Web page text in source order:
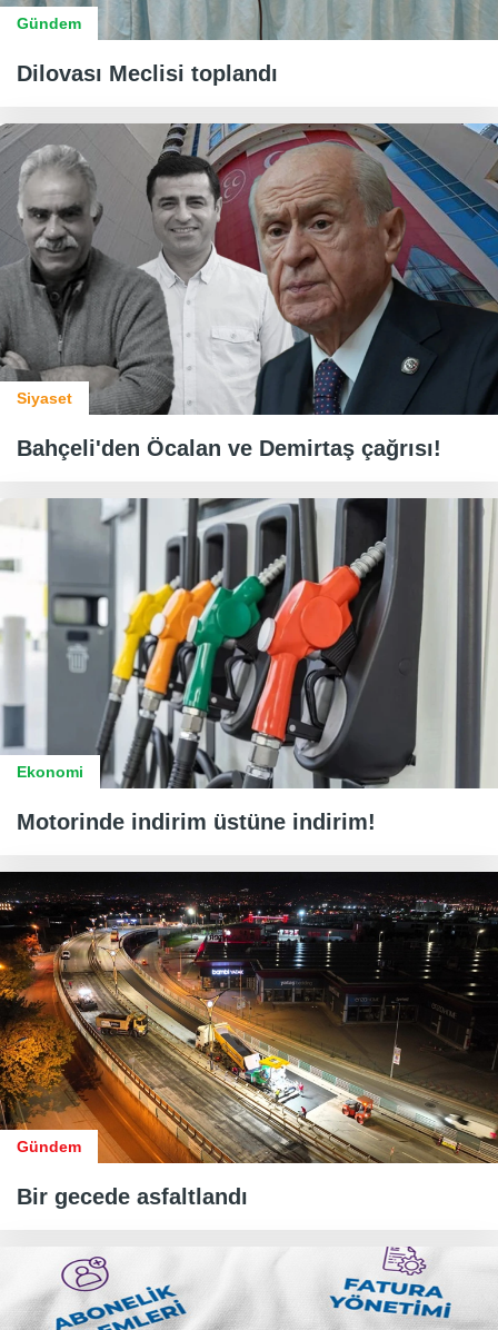
Gündem
Dilovası Meclisi toplandı
Siyaset
Bahçeli'den Öcalan ve Demirtaş çağrısı!
Ekonomi
Motorinde indirim üstüne indirim!
Gündem
Bir gecede asfaltlandı